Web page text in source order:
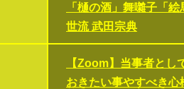
「樋の酒」舞囃子「
世流 武田宗典
【Zoom】当事者とし
おきたい事やすべき